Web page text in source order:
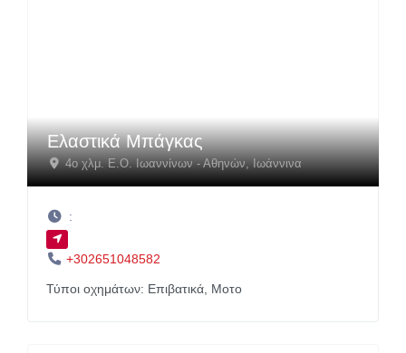
Ελαστικά Μπάγκας
4ο χλμ. Ε.Ο. Ιωαννίνων - Αθηνών,Ιωάννινα
:
+302651048582
Τύποι οχημάτων: Επιβατικά, Μοτο